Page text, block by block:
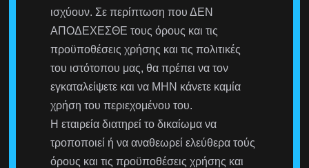
ισχύουν. Σε περίπτωση που ΔΕΝ
ΑΠΟΔΕΧΕΣΘΕ τους όρους και τις
προϋποθέσεις χρήσης και τις πολιτικές
του ιστότοπου μας, θα πρέπει να τον
εγκαταλείψετε και να ΜΗΝ κάνετε καμία
χρήση του περιεχομένου του.
Η εταιρεία διατηρεί το δικαίωμα να
τροποποιεί ή να αναθεωρεί ελεύθερα τούς
όρους και τις προϋποθέσεις χρήσης και